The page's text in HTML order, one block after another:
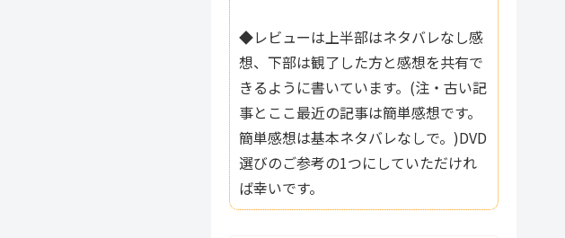
◆レビューは上半部はネタバレなし感
想、下部は観了した方と感想を共有で
きるように書いています。(注・古い記
事とここ最近の記事は簡単感想です。
簡単感想は基本ネタバレなしで。)DVD
選びのご参考の1つにしていただけれ
ば幸いです。